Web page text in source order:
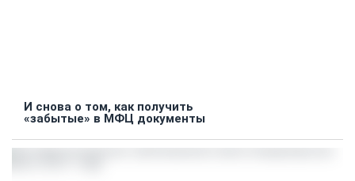
И снова о том, как получить
«забытые» в МФЦ документы